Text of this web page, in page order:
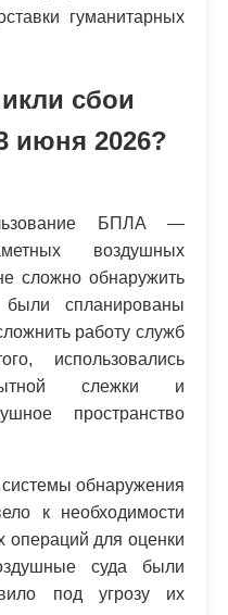
гуманитарных
сбои
июня 2026?
БПЛА —
воздушных
сложно обнаружить
были спланированы
работу служб
использовались
слежки и
пространство
системы обнаружения
к необходимости
операций для оценки
суда были
под угрозу их